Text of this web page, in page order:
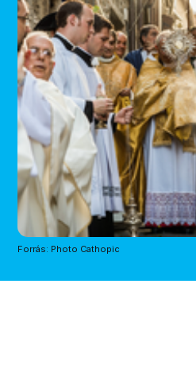
Forrás: Photo Cathopic